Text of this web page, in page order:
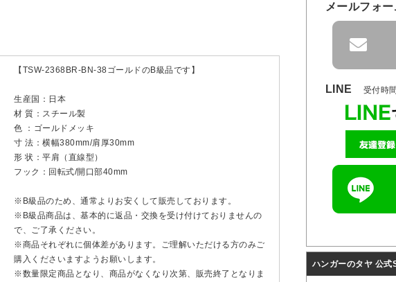
【TSW-2368BR-BN-38ゴールドのB級品です】
生産国：日本
材 質：スチール製
色 ：ゴールドメッキ
寸 法：横幅380mm/肩厚30mm
形 状：平肩（直線型）
フック：回転式/開口部40mm
※B級品のため、通常よりお安くして販売しております。
※B級品商品は、基本的に返品・交換を受け付けておりませんの
で、ご了承ください。
※商品それぞれに個体差があります。ご理解いただける方のみご
購入くださいますようお願いします。
※数量限定商品となり、商品がなくなり次第、販売終了となりま
メールフォー
LINE 受付時
ハンガーのタヤ 公式